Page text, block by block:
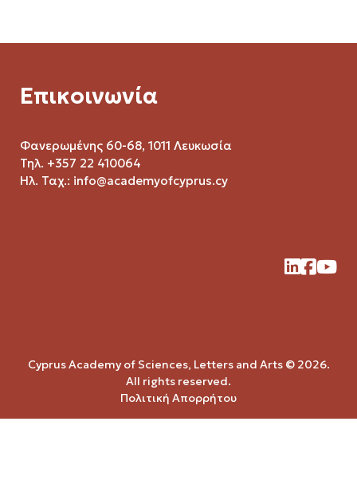
Επικοινωνία
Φανερωμένης 60-68, 1011 Λευκωσία
Τηλ. +357 22 410064
Ηλ. Ταχ.: info@academyofcyprus.cy
Cyprus Academy of Sciences, Letters and Arts © 2026.
All rights reserved.
Πολιτική Απορρήτου